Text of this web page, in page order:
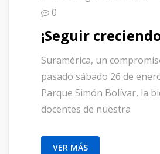
0
¡Seguir
Suramérica, un
pasado sábado 26 de
Parque Simón Bolívar, la
docentes de nuestra
VER MÁS